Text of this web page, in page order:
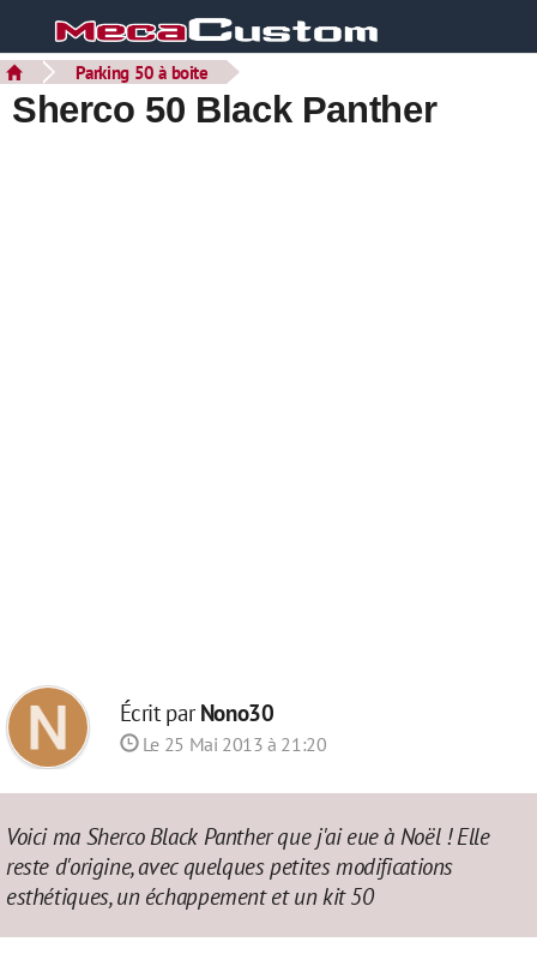
Parking 50 à boite
Sherco 50 Black Panther
Écrit parNono30
Le 25 Mai 2013 à 21:20
Voici ma Sherco Black Panther que j'ai eue à Noël ! Elle
reste d'origine, avec quelques petites modifications
esthétiques, un échappement et un kit 50